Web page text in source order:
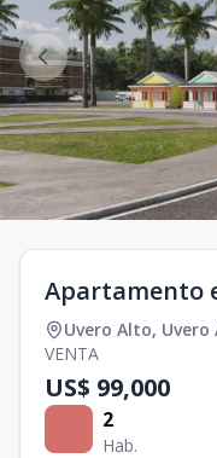
Apartamento
Uvero Alto, Uvero
VENTA
US$ 99,000
2
Hab.